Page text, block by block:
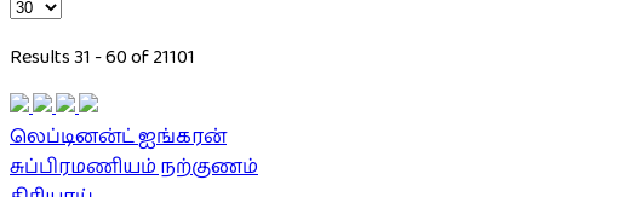
Results 31 - 60 of 21101
லெப்டினன்ட் ஐங்கரன்
சுப்பிரமணியம் நற்குணம்